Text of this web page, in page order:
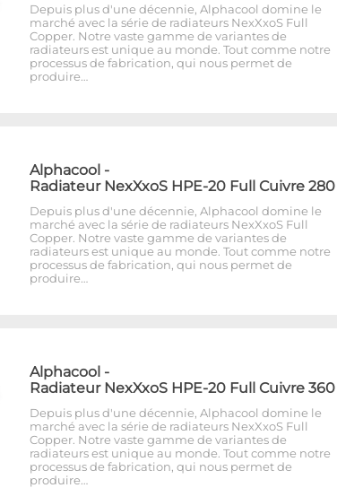
Depuis plus d'une décennie, Alphacool domine le
marché avec la série de radiateurs NexXxoS Full
Copper. Notre vaste gamme de variantes de
radiateurs est unique au monde. Tout comme notre
processus de fabrication, qui nous permet de
produire…
Alphacool -
Radiateur NexXxoS HPE-20 Full Cuivre 280
Depuis plus d'une décennie, Alphacool domine le
marché avec la série de radiateurs NexXxoS Full
Copper. Notre vaste gamme de variantes de
radiateurs est unique au monde. Tout comme notre
processus de fabrication, qui nous permet de
produire…
Alphacool -
Radiateur NexXxoS HPE-20 Full Cuivre 360
Depuis plus d'une décennie, Alphacool domine le
marché avec la série de radiateurs NexXxoS Full
Copper. Notre vaste gamme de variantes de
radiateurs est unique au monde. Tout comme notre
processus de fabrication, qui nous permet de
produire…